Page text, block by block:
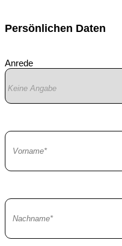
Persönlichen Daten
Anrede